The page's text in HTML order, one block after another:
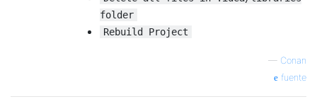
folder
Rebuild Project
— Conan
fuente